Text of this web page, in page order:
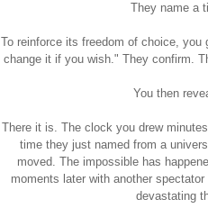
They name a
To reinforce its freedom of choice,
change it if you wish." They confirm.
You then
There it is. The clock you drew
time they just named from a
moved. The impossible has
moments later with another
devastating